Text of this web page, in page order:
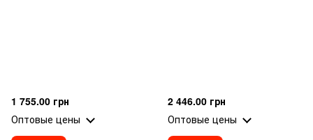
1 755.00 грн
Оптовые цены
2 446.00 грн
Оптовые цены